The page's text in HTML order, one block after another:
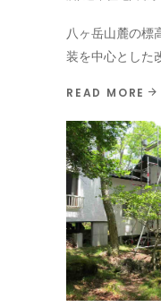
八ヶ岳山麓の標
装を中心とした
READ MORE